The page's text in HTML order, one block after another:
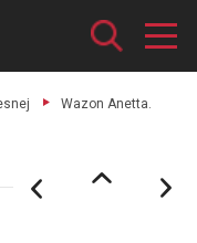
Wazon Anetta.